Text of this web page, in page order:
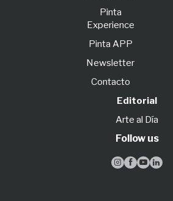
Pinta
Experience
Pinta APP
Newsletter
Contacto
Editorial
Arte al Día
Follow us
   